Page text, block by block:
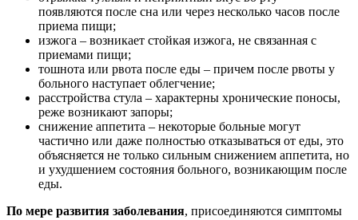
появляются после сна или через несколько часов после
приема пищи;
изжога – возникает стойкая изжога, не связанная с
приемами пищи;
тошнота или рвота после еды – причем после рвоты у
больного наступает облегчение;
расстройства стула – характерны хронические поносы,
реже возникают запоры;
снижение аппетита – некоторые больные могут
частично или даже полностью отказываться от еды, это
объясняется не только сильным снижением аппетита, но
и ухудшением состояния больного, возникающим после
еды.
По мере развития заболевания, присоединяются симптомы